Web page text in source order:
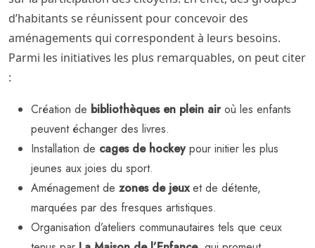
d’habitants se réunissent pour concevoir des
aménagements qui correspondent à leurs besoins.
Parmi les initiatives les plus remarquables, on peut citer
:
Création de bibliothèques en plein airoù les enfants
peuvent échanger des livres.
Installation de cages de hockeypour initier les plus
jeunes aux joies du sport.
Aménagement de zones de jeuxet de détente,
marquées par des fresques artistiques.
Organisation d’ateliers communautaires tels que ceux